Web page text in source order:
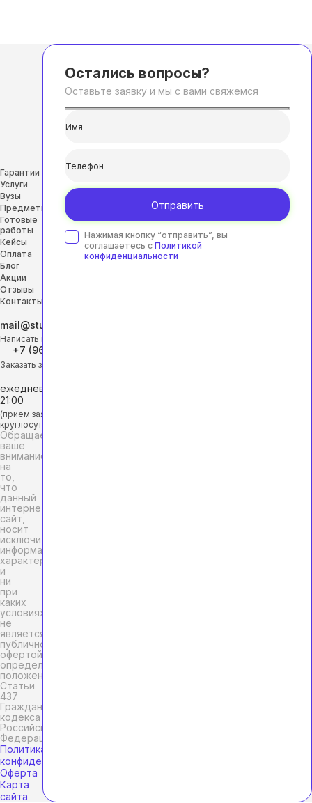
Гарантии
Услуги
Вузы
Предметы
Готовые
работы
Кейсы
Оплата
Блог
Акции
Отзывы
Контакты
mail@studhelp-online.ru
Написать на почту
+7 (968) 453-29-88
Заказать звонок
ежедневно с 9:00 до
21:00
(прием заявок
круглосуточно)
Обращаем
ваше
внимание
на
то,
что
данный
интернет-
сайт,
носит
исключительно
информационный
характер
и
ни
при
каких
условиях
не
является
публичной
офертой,
определяемой
положениями
Статьи
437
Гражданского
кодекса
Российской
Федерации.
Политика
конфиденциальности
Оферта
Карта
сайта
Остались вопросы?
Оставьте заявку и мы с вами свяжемся
Отправить
Нажимая кнопку “отправить”, вы
соглашаетесь с Политикой
конфиденциальности